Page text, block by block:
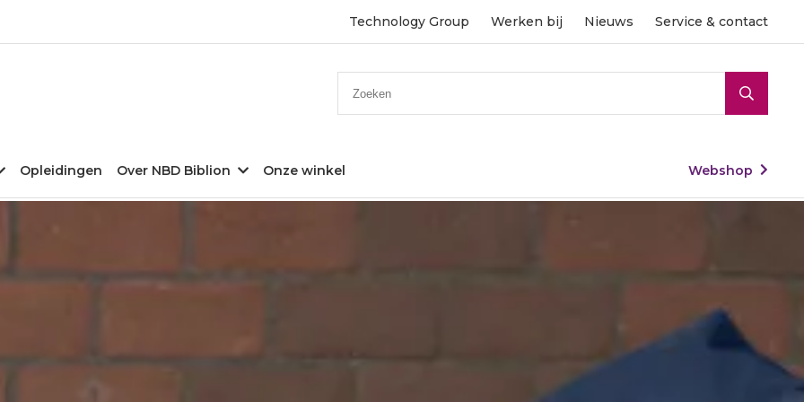
Opleidingen Over NBD Biblion Onze winkel Webshop
Technology Group Werken bij Nieuws Service & contact